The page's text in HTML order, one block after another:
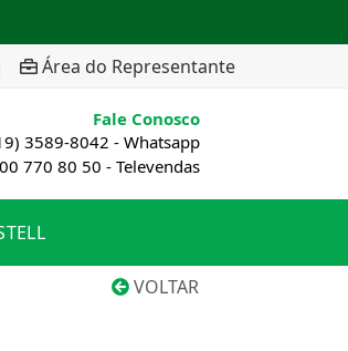
Área do Representante
Fale Conosco
3589-8042 - Whatsapp
770 80 50 - Televendas
VOLTAR